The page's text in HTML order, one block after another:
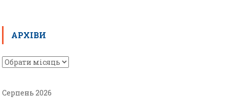
АРХІВИ
Серпень 2026